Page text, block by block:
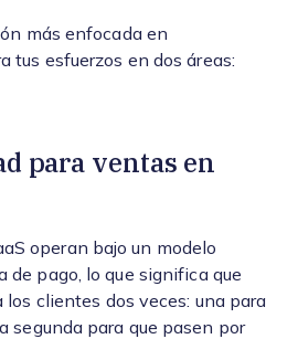
más enfocada en
tus esfuerzos en dos áreas:
para ventas en
operan bajo un modelo
de pago, lo que significa que
clientes dos veces: una para
segunda para que pasen por